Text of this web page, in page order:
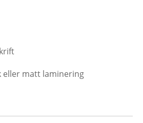
eller matt laminering